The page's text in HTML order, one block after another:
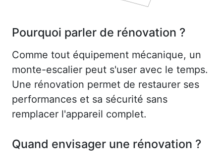
Pourquoi parler de rénovation ?
Comme tout équipement mécanique, un
monte-escalier peut s'user avec le temps.
Une rénovation permet de restaurer ses
performances et sa sécurité sans
remplacer l'appareil complet.
Quand envisager une rénovation ?